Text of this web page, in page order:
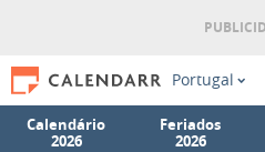
Portugal
Calendário
2026
Feriados
2026